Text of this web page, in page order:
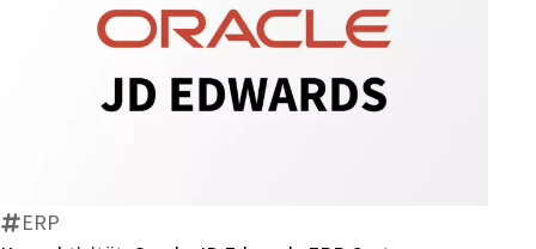
Konnektivität:
Oracle
ERP